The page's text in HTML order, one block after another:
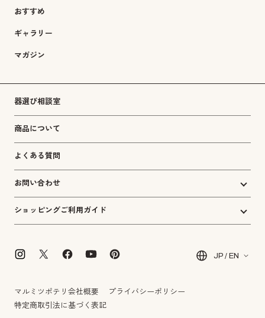
おすすめ
ギャラリー
マガジン
器選び相談室
商品について
よくある質問
お問い合わせ
ショッピングご利用ガイド
JP / EN
マルミツポテリ会社概要
プライバシーポリシー
特定商取引法に基づく表記